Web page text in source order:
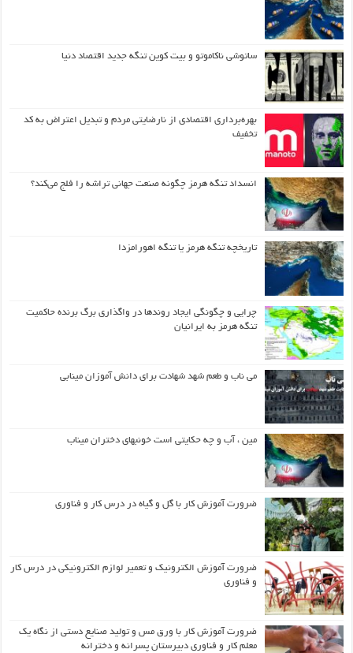
ساتوشی ناکاموتو و بیت کوین تنگه جدید اقتصاد دنیا
بهره‌برداری اقتصادی از نارضایتی مردم و تبدیل اعتراض به کد
تخفیف
انسداد تنگه هرمز چگونه صنعت جهانی تراشه را فلج می‌کند؟
تاریخچه تنگه هرمز یا تنگه اهورامزدا
چرایی و چگونگی ایجاد روندها در واگذاری برگ برنده حاکمیت
تنگه هرمز به ایرانیان
می ناب و طعم شهد شهادت برای دانش آموزان مینابی
مین ، آب و چه حکایتی است خونبهای دختران میناب
ضرورت آموزش کار با گل و گیاه در درس کار و فناوری
ضرورت آموزش الکترونیک و تعمیر لوازم الکترونیکی در درس کار
و فناوری
ضرورت آموزش کار با ورق مس و تولید صنایع دستی از نگاه یک
معلم کار و فناوری دبیرستان پسرانه و دخترانه